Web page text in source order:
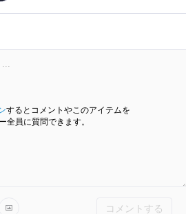
するとコメントやこのアイテムを
全員に質問できます。
コメントする